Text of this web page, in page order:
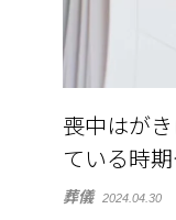
喪中はが
ている時
葬儀 2024.04.30